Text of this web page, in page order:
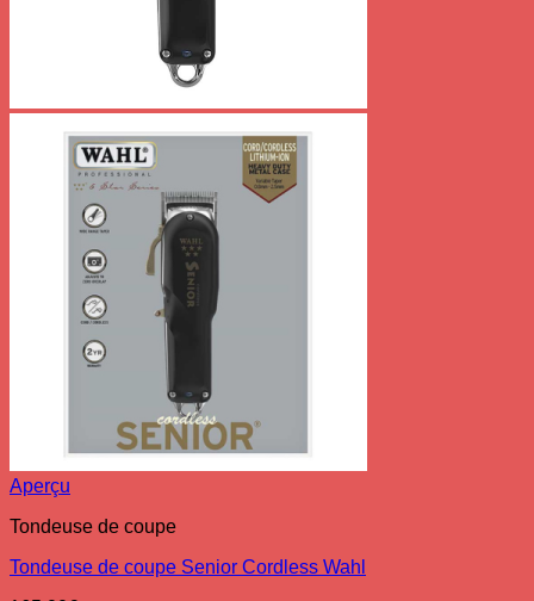
Aperçu
Tondeuse de coupe
Tondeuse de coupe Senior Cordless Wahl